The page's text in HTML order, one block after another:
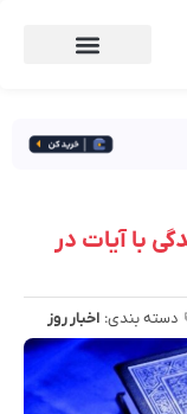
با آیات در
دسته بندی: اخبار روز